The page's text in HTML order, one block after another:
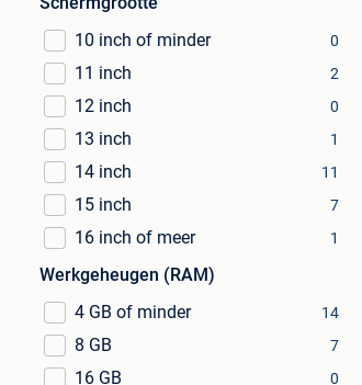
10 inch of minder
0
11 inch 2
12 inch 0
13 inch 1
14 inch 11
15 inch 7
16 inch of meer 1
Werkgeheugen (RAM)
4 GB of minder
14
8 GB 7
16 GB 0